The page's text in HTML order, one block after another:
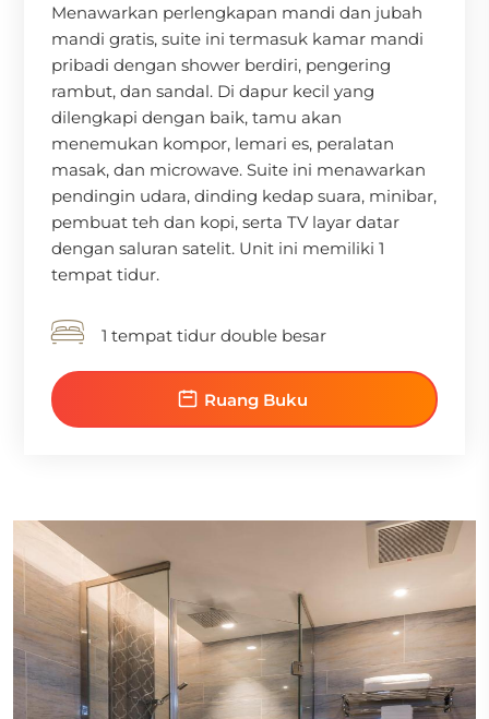
Menawarkan perlengkapan mandi dan jubah
mandi gratis, suite ini termasuk kamar mandi
pribadi dengan shower berdiri, pengering
rambut, dan sandal. Di dapur kecil yang
dilengkapi dengan baik, tamu akan
menemukan kompor, lemari es, peralatan
masak, dan microwave. Suite ini menawarkan
pendingin udara, dinding kedap suara, minibar,
pembuat teh dan kopi, serta TV layar datar
dengan saluran satelit. Unit ini memiliki 1
tempat tidur.
1 tempat tidur double besar
Ruang Buku